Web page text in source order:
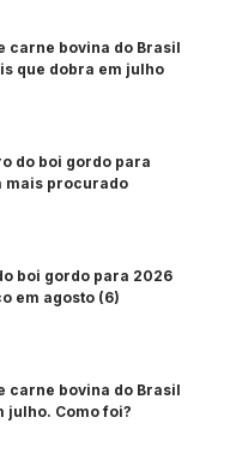
carne bovina do Brasil
que dobra em julho
do boi gordo para
mais procurado
boi gordo para 2026
em agosto (6)
carne bovina do Brasil
julho. Como foi?